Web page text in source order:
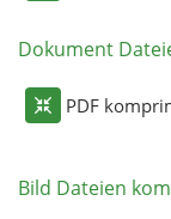
Dokument
PDF
Bild Dateien